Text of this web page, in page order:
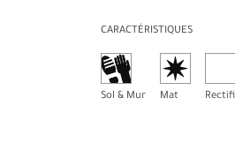
CARACTÉRISTIQUES
Sol & Mur Mat